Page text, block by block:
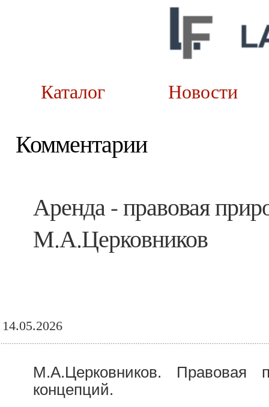
Каталог
Комментарии
Аренда - правовая
М.А.Церковников
14.05.2026
М.А.Церковников. Правовая
концепций.